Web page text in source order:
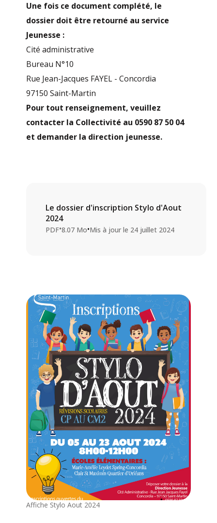
Une fois ce document complété, le
dossier doit être retourné au service
Jeunesse :
Cité administrative
Bureau N°10
Rue Jean-Jacques FAYEL - Concordia
97150 Saint-Martin
Pour tout renseignement, veuillez
contacter la Collectivité au 0590 87 50 04
et demander la direction jeunesse.
Le dossier d'inscription Stylo d'Aout
2024
PDF•8.07 Mo•Mis à jour le 24 juillet 2024
Affiche Stylo Aout 2024